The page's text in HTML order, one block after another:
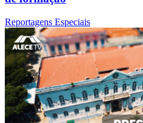
Reportagens Especiais